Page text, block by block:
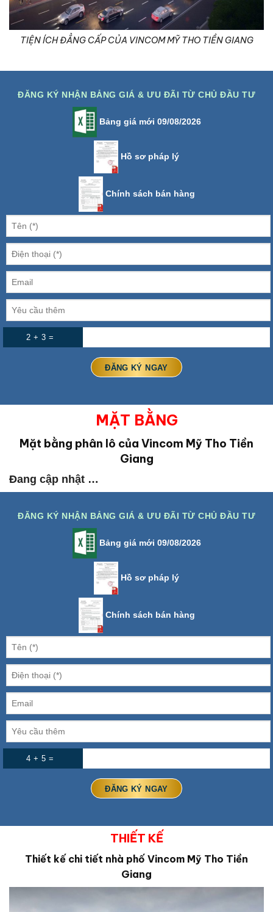
TIỆN ÍCH ĐẲNG CẤP CỦA VINCOM MỸ THO TIỀN GIANG
ĐĂNG KÝ NHẬN BẢNG GIÁ & ƯU ĐÃI TỪ CHỦ ĐẦU TƯ
Bảng giá mới 09/08/2026
Hồ sơ pháp lý
Chính sách bán hàng
2 + 3 =
MẶT BẰNG
Mặt bằng phân lô của Vincom Mỹ Tho Tiền
Giang
Đang cập nhật …
ĐĂNG KÝ NHẬN BẢNG GIÁ & ƯU ĐÃI TỪ CHỦ ĐẦU TƯ
Bảng giá mới 09/08/2026
Hồ sơ pháp lý
Chính sách bán hàng
4 + 5 =
THIẾT KẾ
Thiết kế chi tiết nhà phố Vincom Mỹ Tho Tiền
Giang